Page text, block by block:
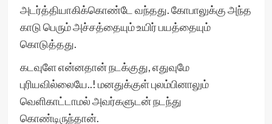
அடர்த்தியாகிக்கொண்டே வந்தது. கோபாலுக்கு அந்த
காடு பெரும் அச்சத்தையும் உயிர் பயத்தையும்
கொடுத்தது.
கடவுளே என்னதான் நடக்குது, எதுவுமே
புரியவில்லையே..! மனதுக்குள் புலம்பினாலும்
வெளிகாட்டாமல் அவர்களுடன் நடந்து
கொண்டிருந்தான்.